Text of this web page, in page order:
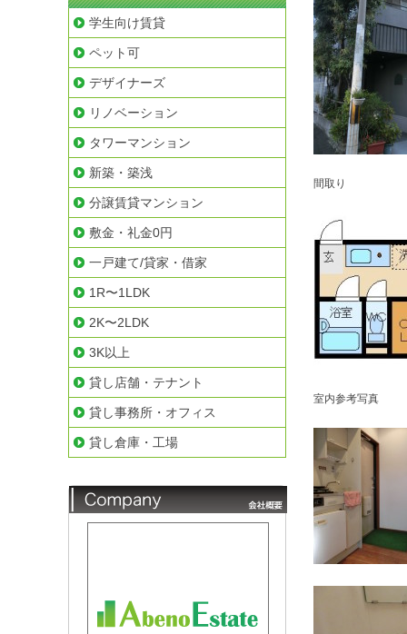
間取り
室内参考写真
学生向け賃貸
ペット可
デザイナーズ
リノベーション
タワーマンション
新築・築浅
分譲賃貸マンション
敷金・礼金0円
一戸建て/貸家・借家
1R〜1LDK
2K〜2LDK
3K以上
貸し店舗・テナント
貸し事務所・オフィス
貸し倉庫・工場